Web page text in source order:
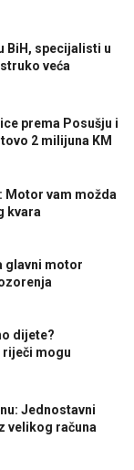
BiH, specijalisti u
veća
prema Posušju i
2 milijuna KM
Motor vam možda
kvara
glavni motor
dijete?
riječi mogu
Jednostavni
velikog računa